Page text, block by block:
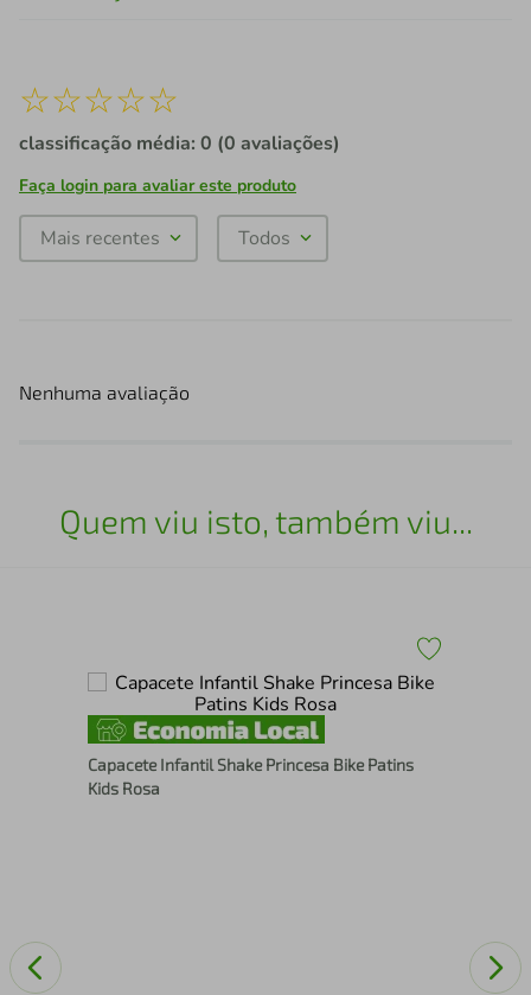
☆☆☆☆☆
classificação média: 0 (0 avaliações)
Faça login para avaliar este produto
Mais recentes Todos
Nenhuma avaliação
Quem viu isto, também viu...
Capacete Infantil Shake Princesa Bike Patins
Kids Rosa